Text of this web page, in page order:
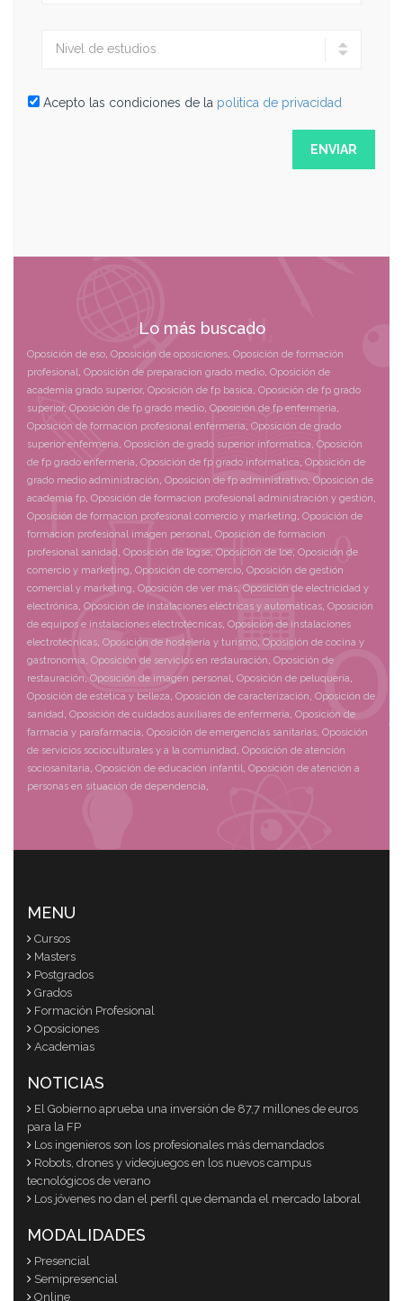
Acepto las condiciones de la politica de privacidad
Lo más buscado
Oposición de eso, Oposición de oposiciones, Oposición de formación
profesional, Oposición de preparacion grado medio, Oposición de
academia grado superior, Oposición de fp basica, Oposición de fp grado
superior, Oposición de fp grado medio, Oposición de fp enfermeria,
Oposición de formación profesional enfermeria, Oposición de grado
superior enfermeria, Oposición de grado superior informatica, Oposición
de fp grado enfermeria, Oposición de fp grado informatica, Oposición de
grado medio administración, Oposición de fp administrativo, Oposición de
academia fp, Oposición de formacion profesional administración y gestión,
Oposición de formacion profesional comercio y marketing, Oposición de
formacion profesional imagen personal, Oposición de formacion
profesional sanidad, Oposición de logse, Oposición de loe, Oposición de
comercio y marketing, Oposición de comercio, Oposición de gestión
comercial y marketing, Oposición de ver más, Oposición de electricidad y
electrónica, Oposición de instalaciones eléctricas y automáticas, Oposición
de equipos e instalaciones electrotécnicas, Oposición de instalaciones
electrotécnicas, Oposición de hostelería y turismo, Oposición de cocina y
gastronomía, Oposición de servicios en restauración, Oposición de
restauración, Oposición de imagen personal, Oposición de peluquería,
Oposición de estética y belleza, Oposición de caracterización, Oposición de
sanidad, Oposición de cuidados auxiliares de enfermería, Oposición de
farmacia y parafarmacia, Oposición de emergencias sanitarias, Oposición
de servicios socioculturales y a la comunidad, Oposición de atención
sociosanitaria, Oposición de educación infantil, Oposición de atención a
personas en situación de dependencia,
MENU
Cursos
Masters
Postgrados
Grados
Formación Profesional
Oposiciones
Academias
NOTICIAS
El Gobierno aprueba una inversión de 87,7 millones de euros
para la FP
Los ingenieros son los profesionales más demandados
Robots, drones y videojuegos en los nuevos campus
tecnológicos de verano
Los jóvenes no dan el perfil que demanda el mercado laboral
MODALIDADES
Presencial
Semipresencial
Online